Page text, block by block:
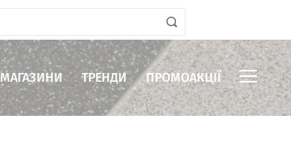
МАГАЗИНИ ТРЕНДИ ПРОМОАКЦІЇ